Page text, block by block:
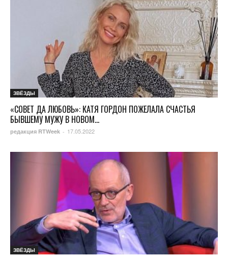
ЗВЁЗДЫ
«СОВЕТ ДА ЛЮБОВЬ»: КАТЯ ГОРДОН ПОЖЕЛАЛА СЧАСТЬЯ
БЫВШЕМУ МУЖУ В НОВОМ...
редакция RTWeek - 17.05.2022
ЗВЁЗДЫ